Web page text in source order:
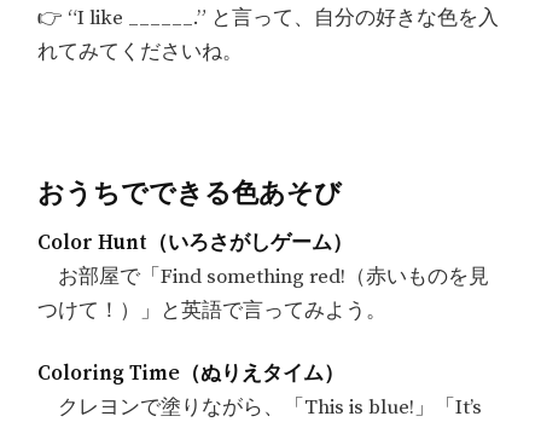
👉 “I like ______.” と言って、自分の好きな色を入
れてみてくださいね。
おうちでできる色あそび
Color Hunt（いろさがしゲーム）
お部屋で「Find something red!（赤いものを見
つけて！）」と英語で言ってみよう。
Coloring Time（ぬりえタイム）
クレヨンで塗りながら、「This is blue!」「It’s